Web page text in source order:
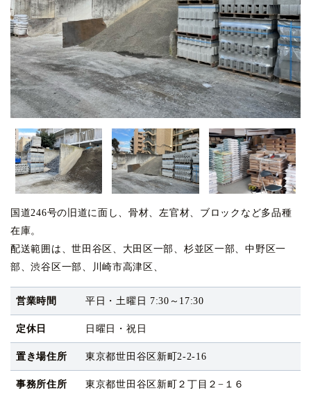
国道246号の旧道に面し、骨材、左官材、ブロックなど多品種
在庫。
配送範囲は、世田谷区、大田区一部、杉並区一部、中野区一
部、渋谷区一部、川崎市高津区、
営業時間 平日・土曜日 7:30～17:30
定休日 日曜日・祝日
置き場住所 東京都世田谷区新町2-2-16
事務所住所 東京都世田谷区新町２丁目２−１６